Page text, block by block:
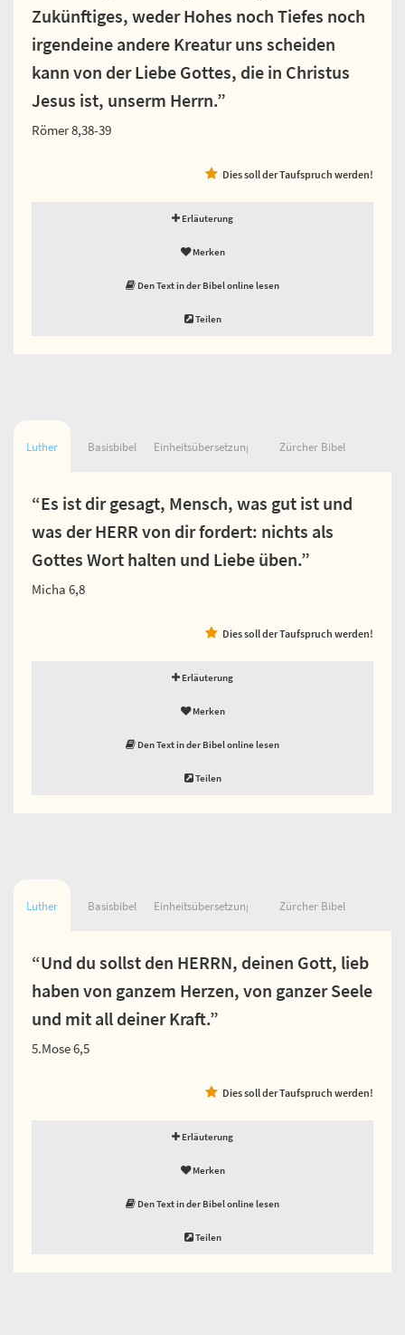
Zukünftiges, weder Hohes noch Tiefes noch
irgendeine andere Kreatur uns scheiden
kann von der Liebe Gottes, die in Christus
Jesus ist, unserm Herrn.”
Römer 8,38-39
Dies soll der Taufspruch werden!
Erläuterung
Merken
Den Text in der Bibel online lesen
Teilen
Luther Basisbibel Einheitsübersetzung Zürcher Bibel
“Es ist dir gesagt, Mensch, was gut ist und
was der HERR von dir fordert: nichts als
Gottes Wort halten und Liebe üben.”
Micha 6,8
Dies soll der Taufspruch werden!
Erläuterung
Merken
Den Text in der Bibel online lesen
Teilen
Luther Basisbibel Einheitsübersetzung Zürcher Bibel
“Und du sollst den HERRN, deinen Gott, lieb
haben von ganzem Herzen, von ganzer Seele
und mit all deiner Kraft.”
5.Mose 6,5
Dies soll der Taufspruch werden!
Erläuterung
Merken
Den Text in der Bibel online lesen
Teilen